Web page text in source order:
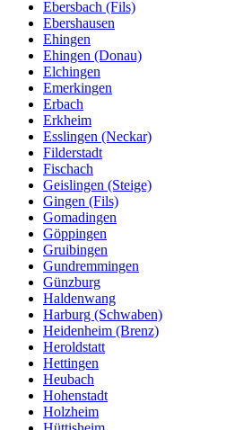
Ebersbach (Fils)
Ebershausen
Ehingen
Ehingen (Donau)
Elchingen
Emerkingen
Erbach
Erkheim
Esslingen (Neckar)
Filderstadt
Fischach
Geislingen (Steige)
Gingen (Fils)
Gomadingen
Göppingen
Gruibingen
Gundremmingen
Günzburg
Haldenwang
Harburg (Schwaben)
Heidenheim (Brenz)
Heroldstatt
Hettingen
Heubach
Hohenstadt
Holzheim